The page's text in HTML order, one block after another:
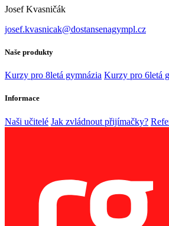
Josef Kvasničák
josef.kvasnicak@dostansenagympl.cz
Naše produkty
Kurzy pro 8letá gymnázia Kurzy pro 6letá
Informace
Naši učitelé Jak zvládnout přijímačky?